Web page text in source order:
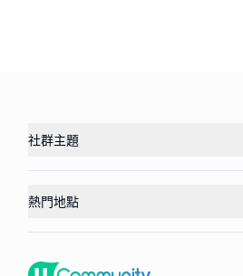
社群主題
熱門地點